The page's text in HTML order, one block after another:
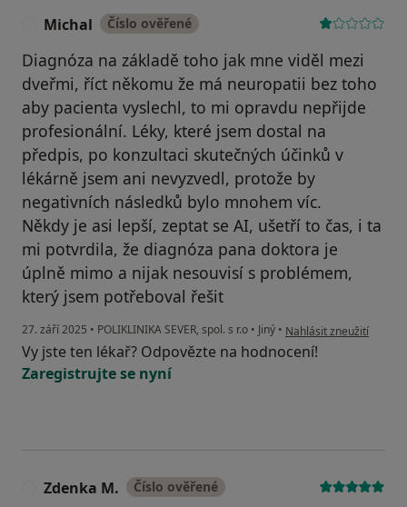
Michal Číslo ověřené
Diagnóza na základě toho jak mne viděl mezi
dveřmi, říct někomu že má neuropatii bez toho
aby pacienta vyslechl, to mi opravdu nepřijde
profesionální. Léky, které jsem dostal na
předpis, po konzultaci skutečných účinků v
lékárně jsem ani nevyzvedl, protože by
negativních následků bylo mnohem víc.
Někdy je asi lepší, zeptat se AI, ušetří to čas, i ta
mi potvrdila, že diagnóza pana doktora je
úplně mimo a nijak nesouvisí s problémem,
který jsem potřeboval řešit
27. září 2025 • POLIKLINIKA SEVER, spol. s r.o • Jiný • podle názoru uživatele
Nahlásit zneužití
Vy jste ten lékař? Odpovězte na hodnocení!
Zaregistrujte se nyní
Zdenka M. Číslo ověřené